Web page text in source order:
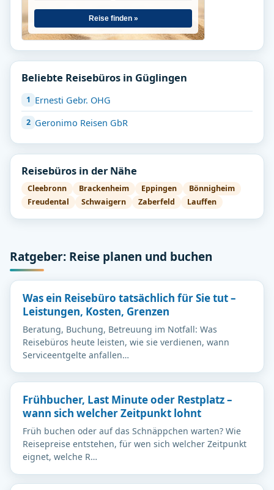
Reise finden »
Beliebte Reisebüros in Güglingen
Ernesti Gebr. OHG
Geronimo Reisen GbR
Reisebüros in der Nähe
Cleebronn Brackenheim Eppingen
Bönnigheim
Freudental
Schwaigern Zaberfeld Lauffen
Ratgeber: Reise planen und buchen
Was ein Reisebüro tatsächlich für Sie tut –
Leistungen, Kosten, Grenzen
Beratung, Buchung, Betreuung im Notfall: Was
Reisebüros heute leisten, wie sie verdienen, wann
Serviceentgelte anfallen…
Frühbucher, Last Minute oder Restplatz –
wann sich welcher Zeitpunkt lohnt
Früh buchen oder auf das Schnäppchen warten? Wie
Reisepreise entstehen, für wen sich welcher Zeitpunkt
eignet, welche R…